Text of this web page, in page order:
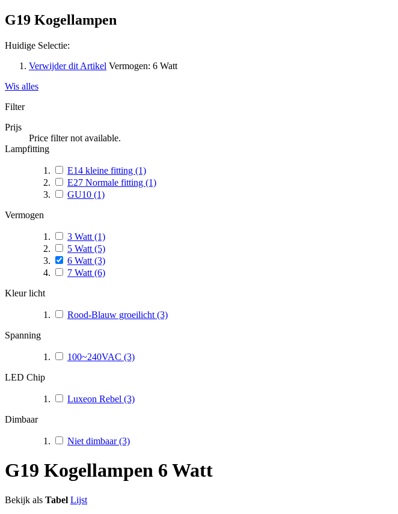
G19 Kogellampen
Huidige Selectie:
Verwijder dit Artikel Vermogen: 6 Watt
Wis alles
Filter
Prijs
Price filter not available.
Lampfitting
E14 kleine fitting (1)
E27 Normale fitting (1)
GU10 (1)
Vermogen
3 Watt (1)
5 Watt (5)
6 Watt (3)
7 Watt (6)
Kleur licht
Rood-Blauw groeilicht (3)
Spanning
100~240VAC (3)
LED Chip
Luxeon Rebel (3)
Dimbaar
Niet dimbaar(3)
G19 Kogellampen 6 Watt
Bekijk als Tabel Lijst